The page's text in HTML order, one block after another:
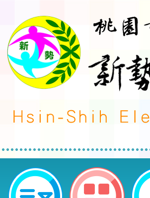
客家委員會112學年度
課程」及「客語沉浸